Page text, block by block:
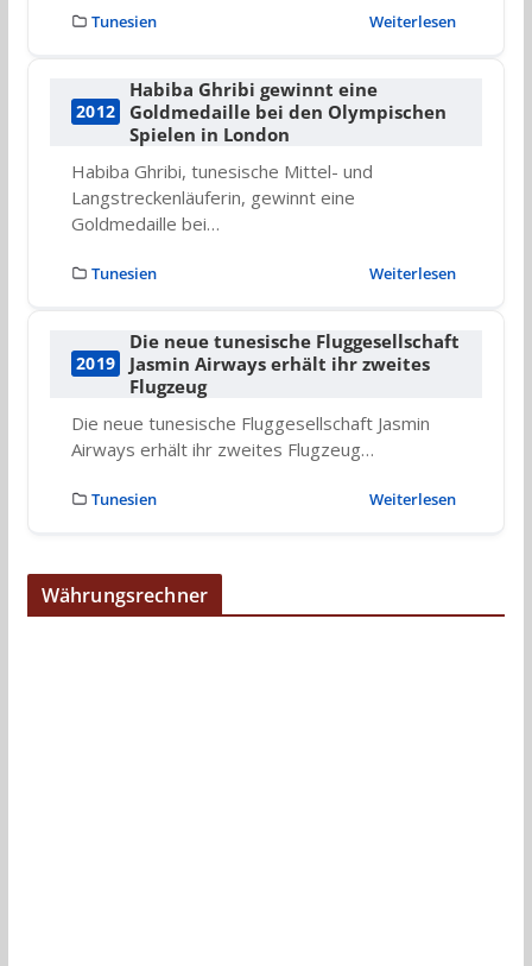
Tunesien Weiterlesen
2012
Habiba Ghribi gewinnt eine
Goldmedaille bei den Olympischen
Spielen in London
Habiba Ghribi, tunesische Mittel- und
Langstreckenläuferin, gewinnt eine
Goldmedaille bei…
Tunesien Weiterlesen
2019
Die neue tunesische Fluggesellschaft
Jasmin Airways erhält ihr zweites
Flugzeug
Die neue tunesische Fluggesellschaft Jasmin
Airways erhält ihr zweites Flugzeug…
Tunesien Weiterlesen
Währungsrechner